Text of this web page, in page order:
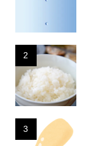
2
3